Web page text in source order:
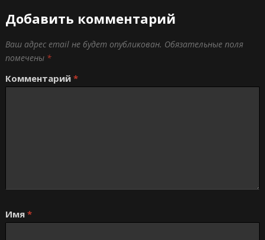
Добавить комментарий
Ваш адрес email не будет опубликован. Обязательные поля
помечены *
Комментарий *
Имя *